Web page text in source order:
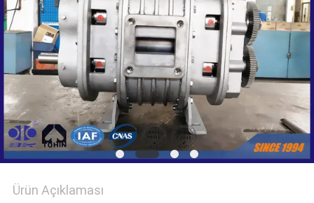
PRIVACY
POLICY
Ürün Açıklaması